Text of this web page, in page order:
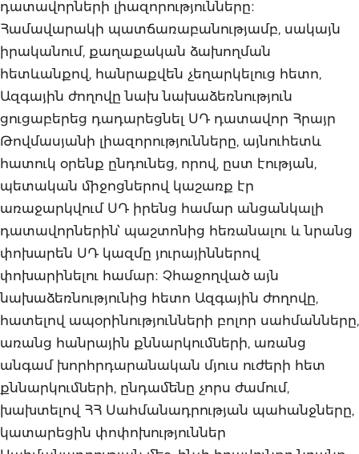
դատավորների լիազորությունները։
Համավարակի պատճառաբանությամբ, սակայն
իրականում, քաղաքական ձախողման
հետևանքով, հանրաքվեն չեղարկելուց հետո,
Ազգային ժողովը նախ նախաձեռնություն
ցուցաբերեց դադարեցնել ՍԴ դատավոր Հրայր
Թովմասյանի լիազորությունները, այնուհետև
հատուկ օրենք ընդունեց, որով, ըստ էության,
պետական միջոցներով կաշառք էր
առաջարկվում ՍԴ իրենց համար անցանկալի
դատավորներին՝ պաշտոնից հեռանալու և նրանց
փոխարեն ՍԴ կազմը յուրայիններով
փոխարինելու համար։ Չհաջողված այն
նախաձեռնությունից հետո Ազգային ժողովը,
հատելով ապօրինությունների բոլոր սահմանները,
առանց հանրային քննարկումների, առանց
անգամ խորհրդարանական մյուս ուժերի հետ
քննարկումների, ընդամենը չորս ժամում,
խախտելով ՀՀ Սահմանադրության պահանջները,
կատարեցին փոփոխություններ